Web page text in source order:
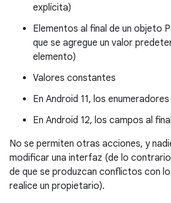
explícita)
Elementos al final de un objeto
que se agregue un valor
elemento)
Valores constantes
En Android 11, los enumeradores
En Android 12, los campos al
No se permiten otras acciones, y
modificar una interfaz (de lo
de que se produzcan conflictos con
realice un propietario).